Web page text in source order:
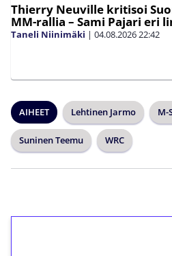
Thierry Neuville kritisoi
MM-rallia – Sami Pajari eri
Taneli Niinimäki | 04.08.202622:42
AIHEET Lehtinen Jarmo M-
Suninen Teemu WRC